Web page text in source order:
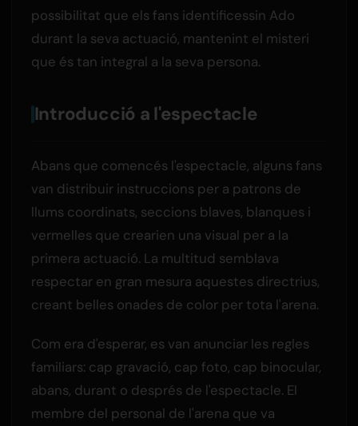
possibilitat que els fans identificessin Ado
durant la seva actuació, mantenint el misteri
que és tan integral a la seva persona.
Introducció a l'espectacle
Abans que comencés l'espectacle, alguns fans
van distribuir instruccions per a patrons de
llums coordinats, seccions blaves, blanques i
vermelles que crearien una visual per a la
primera actuació. La multitud semblava
respectar en gran mesura aquestes directrius,
creant belles onades de color per tota l'arena.
Com era d'esperar, es van anunciar les regles
familiars: cap gravació, cap foto, cap binocular,
abans, durant o després de l'espectacle. El
membre del personal de l'arena que va